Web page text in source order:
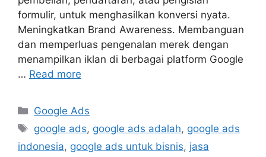
formulir, untuk menghasilkan konversi nyata.
Meningkatkan Brand Awareness. Membanguan
dan memperluas pengenalan merek dengan
menampilkan iklan di berbagai platform Google
… Read more
Google Ads
google ads, google ads adalah, google ads
indonesia, google ads untuk bisnis, jasa